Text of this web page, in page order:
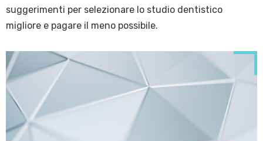
suggerimenti per selezionare lo studio dentistico
migliore e pagare il meno possibile.